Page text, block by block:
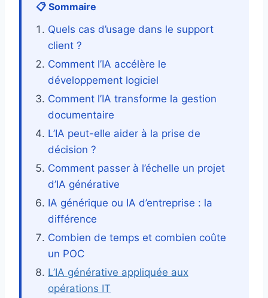
📋 Sommaire
Quels cas d’usage dans le support
client ?
Comment l’IA accélère le
développement logiciel
Comment l’IA transforme la gestion
documentaire
L’IA peut-elle aider à la prise de
décision ?
Comment passer à l’échelle un projet
d’IA générative
IA générique ou IA d’entreprise : la
différence
Combien de temps et combien coûte
un POC
L’IA générative appliquée aux
opérations IT